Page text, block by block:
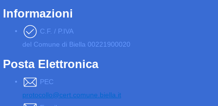
Informazioni
C.F. / P.IVA
del Comune di Biella 00221900020
Posta Elettronica
PEC
protocollo@cert.comune.biella.it